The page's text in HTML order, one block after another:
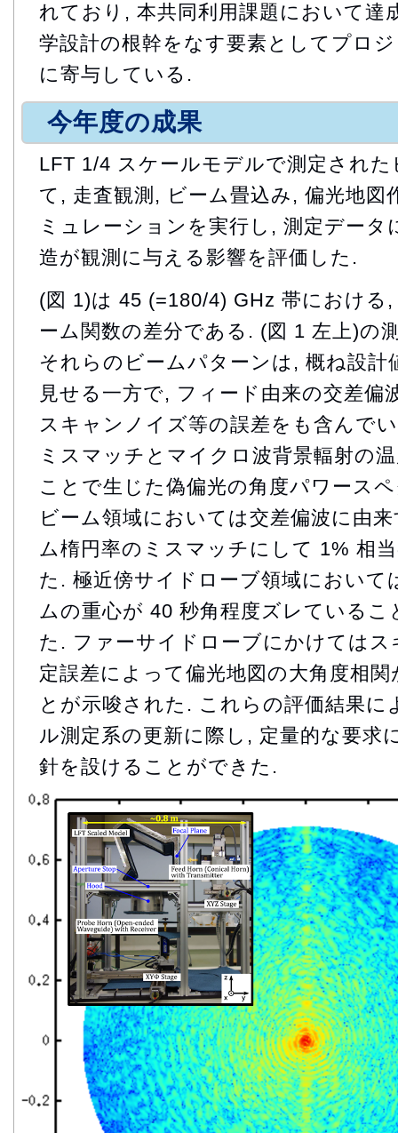
れており, 本共同利用課題において達
学設計の根幹をなす要素としてプロ
に寄与している.
今年度の成果
LFT 1/4 スケールモデルで測定され
て, 走査観測, ビーム畳込み, 偏光地図
ミュレーションを実行し, 測定データ
造が観測に与える影響を評価した.
(図 1)は 45 (=180/4) GHz 帯における
ーム関数の差分である. (図 1 左上)の
それらのビームパターンは, 概ね設計
見せる一方で, フィード由来の交差偏
スキャンノイズ等の誤差をも含んで
ミスマッチとマイクロ波背景輻射の
ことで生じた偽偏光の角度パワース
ビーム領域においては交差偏波に由
ム楕円率のミスマッチにして 1% 相
た. 極近傍サイドローブ領域において
ムの重心が 40 秒角程度ズレている
た. ファーサイドローブにかけては
定誤差によって偏光地図の大角度相
とが示唆された. これらの評価結果
ル測定系の更新に際し, 定量的な要求
針を設けることができた.